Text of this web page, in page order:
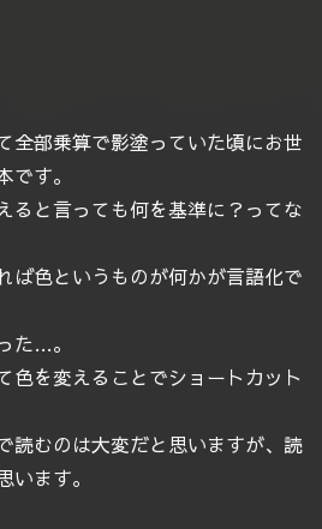
全部乗算で影塗っていた頃にお世
す。
ると言っても何を基準に？ってな
ば色というものが何かが言語化で
た…。
色を変えることでショートカット
読むのは大変だと思いますが、読
います。